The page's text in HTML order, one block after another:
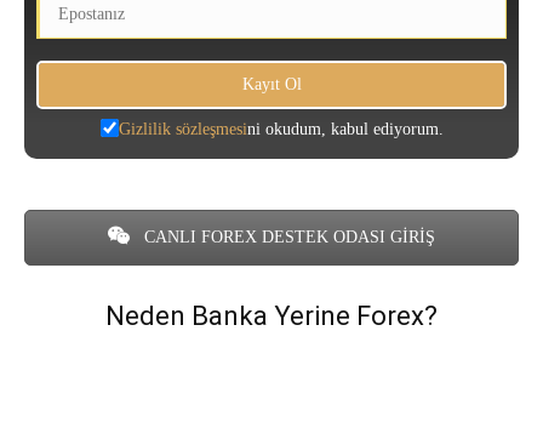
Gizlilik sözleşmesini okudum, kabul ediyorum.
CANLI FOREX DESTEK ODASI GİRİŞ
Neden Banka Yerine Forex?